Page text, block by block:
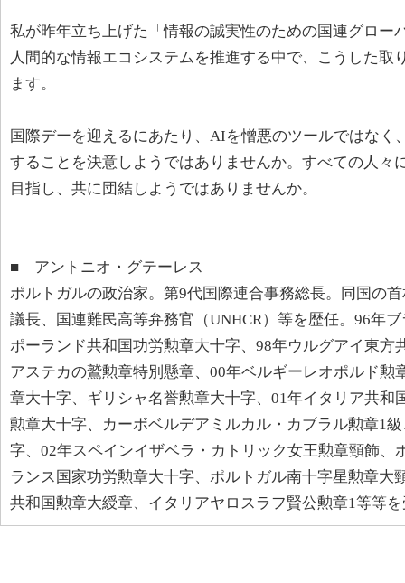
私が昨年立ち上げた「情報の誠実性のための国連グロー
人間的な情報エコシステムを推進する中で、こうした取
ます。
国際デーを迎えるにあたり、AIを憎悪のツールではなく
することを決意しようではありませんか。すべての人々
目指し、共に団結しようではありませんか。
■ アントニオ・グテーレス
ポルトガルの政治家。第9代国際連合事務総長。同国の
議長、国連難民高等弁務官（UNHCR）等を歴任。96年
ポーランド共和国功労勲章大十字、98年ウルグアイ東方
アステカの鷲勲章特別懸章、00年ベルギーレオポルド勲
章大十字、ギリシャ名誉勲章大十字、01年イタリア共和
勲章大十字、カーボベルデアミルカル・カブラル勲章1
字、02年スペインイザベラ・カトリック女王勲章頸飾、
ランス国家功労勲章大十字、ポルトガル南十字星勲章大
共和国勲章大綬章、イタリアヤロスラフ賢公勲章1等等